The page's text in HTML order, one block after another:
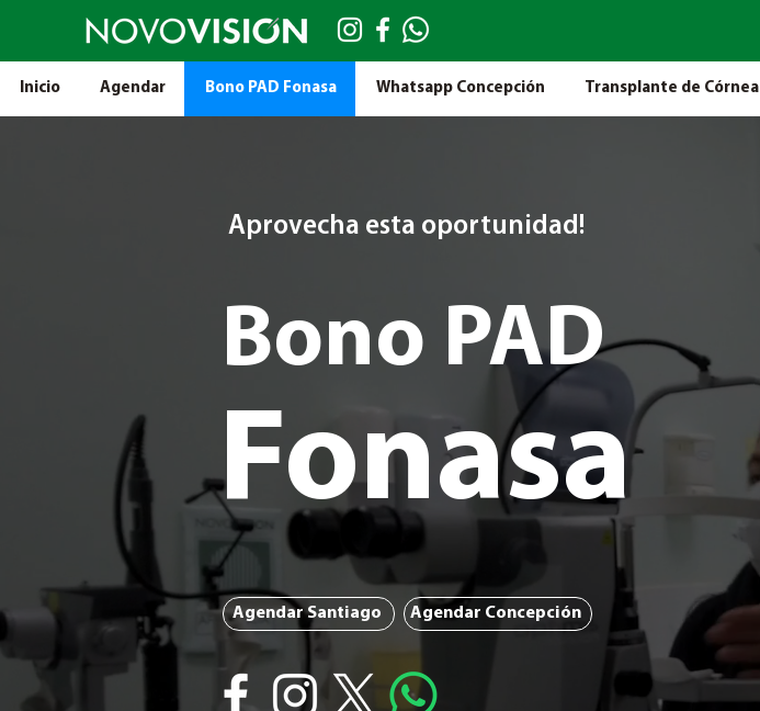
Inicio Agendar Bono PAD Fonasa Whatsapp Concepción Transplante de Córnea
Aprovecha esta oportunidad!
Bono PAD
Fonasa
Agendar Santiago Agendar Concepción